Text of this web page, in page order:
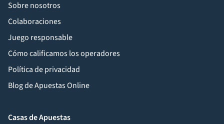
Sobre nosotros
Colaboraciones
Juego responsable
Cómo calificamos los operadores
Política de privacidad
Blog de Apuestas Online
Casas de Apuestas